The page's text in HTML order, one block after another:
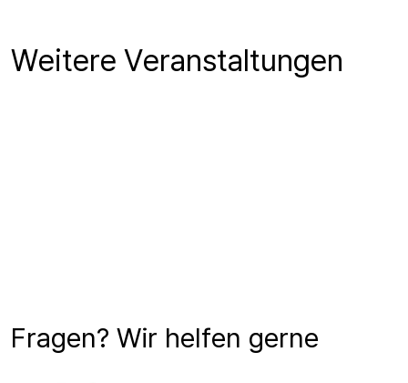
Weitere Veranstaltungen
Fragen? Wir helfen gerne